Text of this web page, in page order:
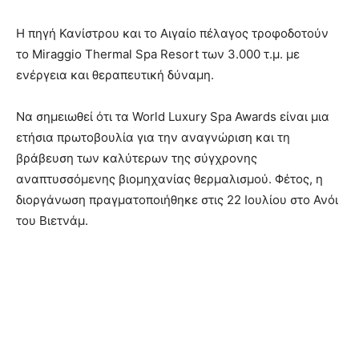
Η πηγή Κανίστρου και το Αιγαίο πέλαγος τροφοδοτούν
το Miraggio Thermal Spa Resort των 3.000 τ.μ. με
ενέργεια και θεραπευτική δύναμη.
Να σημειωθεί ότι τα World Luxury Spa Awards είναι μια
ετήσια πρωτοβουλία για την αναγνώριση και τη
βράβευση των καλύτερων της σύγχρονης
αναπτυσσόμενης βιομηχανίας θερμαλισμού. Φέτος, η
διοργάνωση πραγματοποιήθηκε στις 22 Ιουλίου στο Ανόι
του Βιετνάμ.